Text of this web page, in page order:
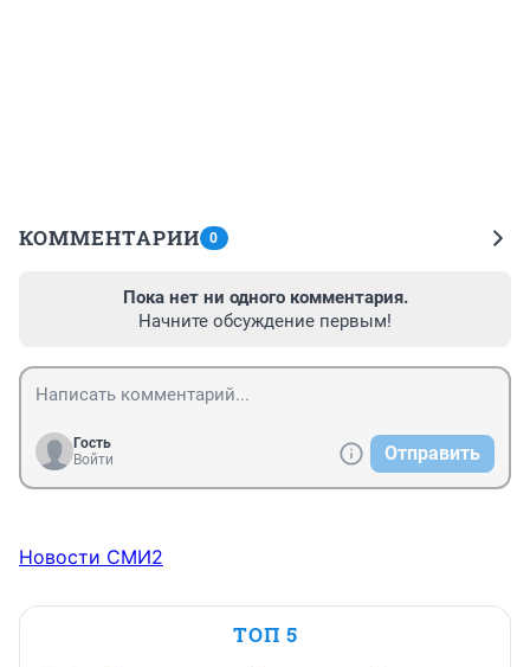
КОММЕНТАРИИ 0
Пока нет ни одного комментария.
Начните обсуждение первым!
Гость
Войти
Отправить
Новости СМИ2
ТОП 5